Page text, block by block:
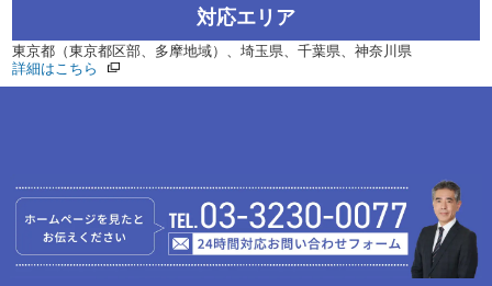
対応エリア
東京都（東京都区部、多摩地域）、埼玉県、千葉県、神奈川県
詳細はこちら